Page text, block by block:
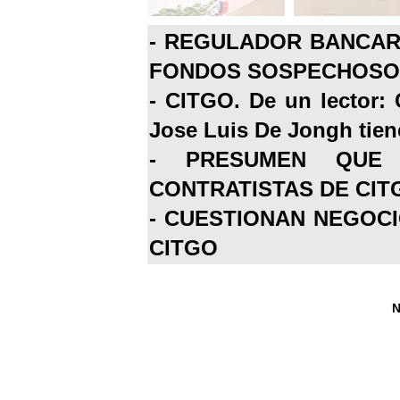
- REGULADOR
FONDOS
- CITGO. De un lector:
Jose Luis De Jongh
- PRESUMEN
CONTRATISTAS DE
- CUESTIONAN
CITGO